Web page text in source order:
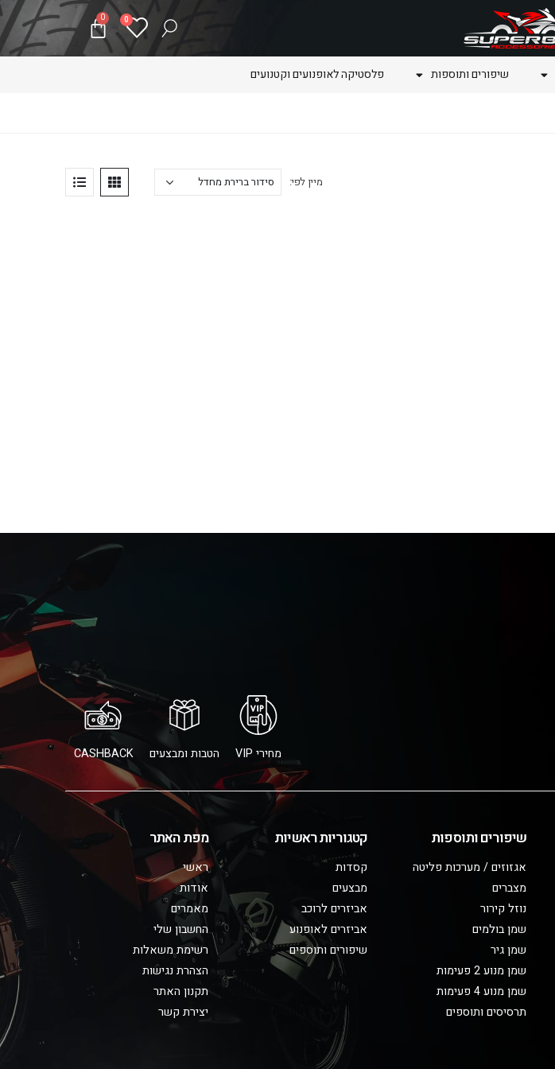
0
0
שיפורים ותוספות פלסטיקה לאופנועים וקטנועים
מיין לפי:
מחירי VIP הטבות ומבצעים CASHBACK
שיפורים ותוספות
אגזוזים / מערכות פליטה
מצברים
נוזל קירור
שמן בולמים
שמן גיר
שמן מנוע 2 פעימות
שמן מנוע 4 פעימות
תרסיסים ותוספים
קטגוריות ראשיות
קסדות
מבצעים
אביזרים לרוכב
אביזרים לאופנוע
שיפורים ותוספים
מפת האתר
ראשי
אודות
מאמרים
החשבון שלי
רשימת משאלות
הצהרת נגישות
תקנון האתר
יצירת קשר